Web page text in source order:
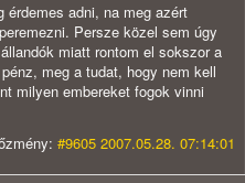
érdemes adni, na meg azért
Persze közel sem úgy
miatt rontom el sokszor a
meg a tudat, hogy nem kell
milyen embereket fogok vinni
#9605 2007.05.28. 07:14:01